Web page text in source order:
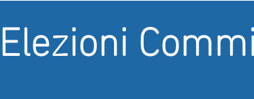
Elezioni